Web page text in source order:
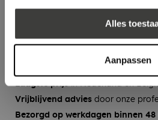
Alles
Aanpassen
Vrijblijvend advies door onze
Bezorgd op werkdagen binnen 48